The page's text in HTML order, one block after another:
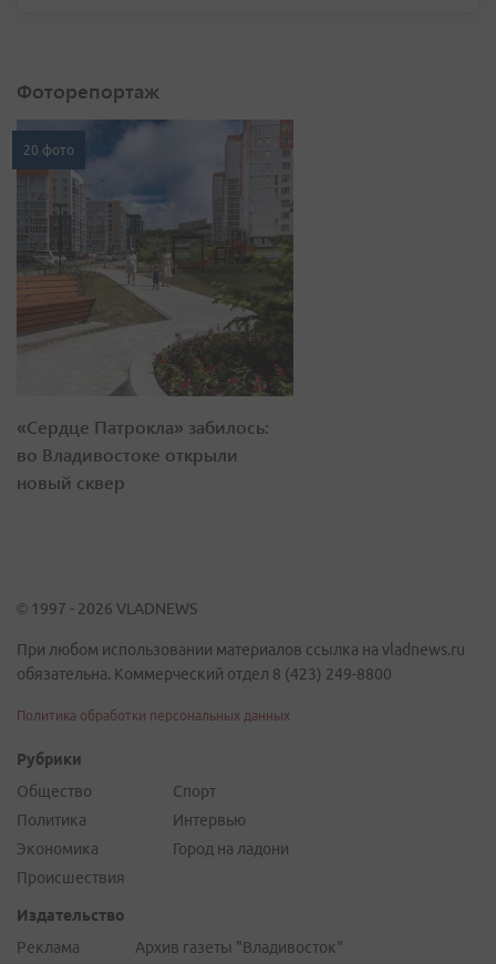
Фоторепортаж
20 фото
«Сердце Патрокла» забилось:
во Владивостоке открыли
новый сквер
© 1997 - 2026 VLADNEWS
При любом использовании материалов ссылка на vladnews.ru
обязательна. Коммерческий отдел 8 (423) 249-8800
Политика обработки персональных данных
Рубрики
Общество
Политика
Экономика
Происшествия
Спорт
Интервью
Город на ладони
Издательство
Реклама
Архив газеты "Владивосток"